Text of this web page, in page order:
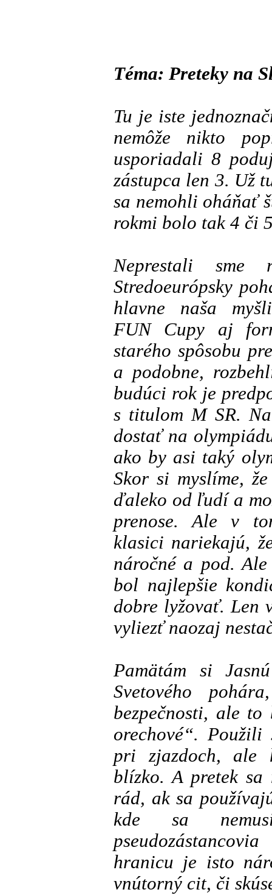
Téma: Preteky na
Tu je iste
nemôže nikto
usporiadali 8
zástupca len 3. Už
sa nemohli oháňať
rokmi bolo tak 4 či
Neprestali
Stredoeurópsky
hlavne naša
FUN Cupy aj
starého spôsobu
a podobne,
budúci rok je
s titulom M SR.
dostať na
ako by asi taký
Skor si myslíme,
ďaleko od ľudí a
prenose. Ale v
klasici nariekajú,
náročné a pod.
bol najlepšie
dobre lyžovať. Len
vyliezť naozaj
Pamätám si
Svetového
bezpečnosti, ale
orechové“.
pri zjazdoch, ale
blízko. A pretek
rád, ak sa
kde sa
hranicu je isto
vnútorný cit, či